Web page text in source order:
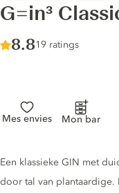
G=in³
Score :
8.8/ 10
19 ratings
Mes envies Mon bar
Gin description
Een klassieke GIN met
door tal van plantaardige.